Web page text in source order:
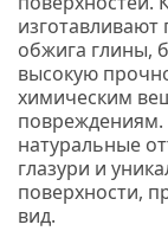
обжига глины,
высокую
химическим
повреждениям.
натуральные
глазури и
поверхности,
вид.